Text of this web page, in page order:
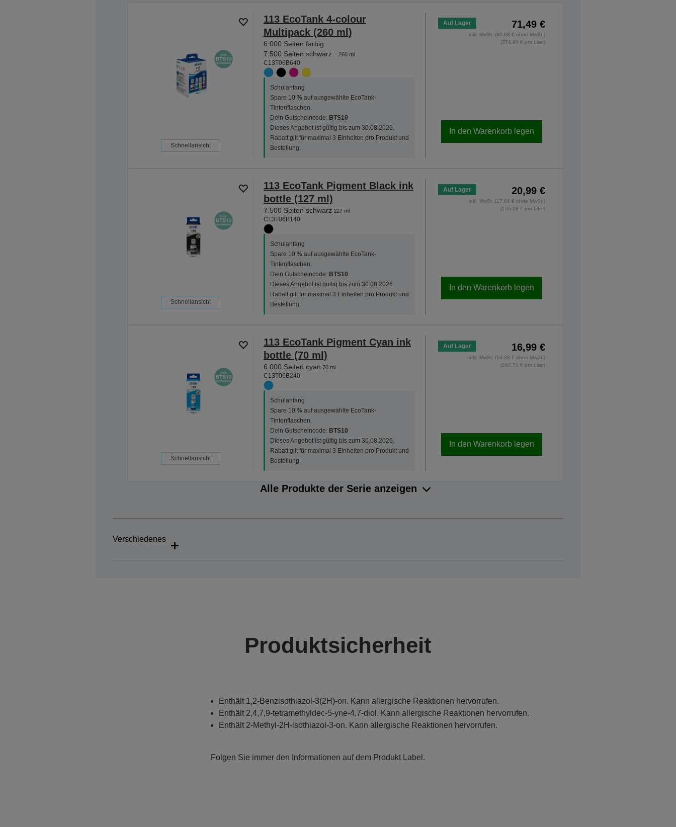
Schnellansicht
113 EcoTank 4-colour
Multipack (260 ml)
6.000 Seiten farbig
7.500 Seiten schwarz
260 ml
C13T06B640
Schulanfang
Spare 10 % auf ausgewählte EcoTank-
Tintenflaschen.
Dein Gutscheincode: BTS10
Dieses Angebot ist gültig bis zum 30.08.2026.
Rabatt gilt für maximal 3 Einheiten pro Produkt und
Bestellung.
Auf Lager 71,49 €
inkl. MwSt. (60,08 € ohne MwSt.)
(274,96 € pro Liter)
In den Warenkorb legen
Schnellansicht
113 EcoTank Pigment Black ink
bottle (127 ml)
7.500 Seiten schwarz 127 ml
C13T06B140
Schulanfang
Spare 10 % auf ausgewählte EcoTank-
Tintenflaschen.
Dein Gutscheincode: BTS10
Dieses Angebot ist gültig bis zum 30.08.2026.
Rabatt gilt für maximal 3 Einheiten pro Produkt und
Bestellung.
Auf Lager 20,99 €
inkl. MwSt. (17,64 € ohne MwSt.)
(165,28 € pro Liter)
In den Warenkorb legen
Schnellansicht
113 EcoTank Pigment Cyan ink
bottle (70 ml)
6.000 Seiten cyan 70 ml
C13T06B240
Schulanfang
Spare 10 % auf ausgewählte EcoTank-
Tintenflaschen.
Dein Gutscheincode: BTS10
Dieses Angebot ist gültig bis zum 30.08.2026.
Rabatt gilt für maximal 3 Einheiten pro Produkt und
Bestellung.
Auf Lager 16,99 €
inkl. MwSt. (14,28 € ohne MwSt.)
(242,71 € pro Liter)
In den Warenkorb legen
Alle Produkte der Serie anzeigen
Verschiedenes
Produktsicherheit
Enthält 1,2-Benzisothiazol-3(2H)-on. Kann allergische Reaktionen hervorrufen.
Enthält 2,4,7,9-tetramethyldec-5-yne-4,7-diol. Kann allergische Reaktionen hervorrufen.
Enthält 2-Methyl-2H-isothiazol-3-on. Kann allergische Reaktionen hervorrufen.
Folgen Sie immer den Informationen auf dem Produkt Label.